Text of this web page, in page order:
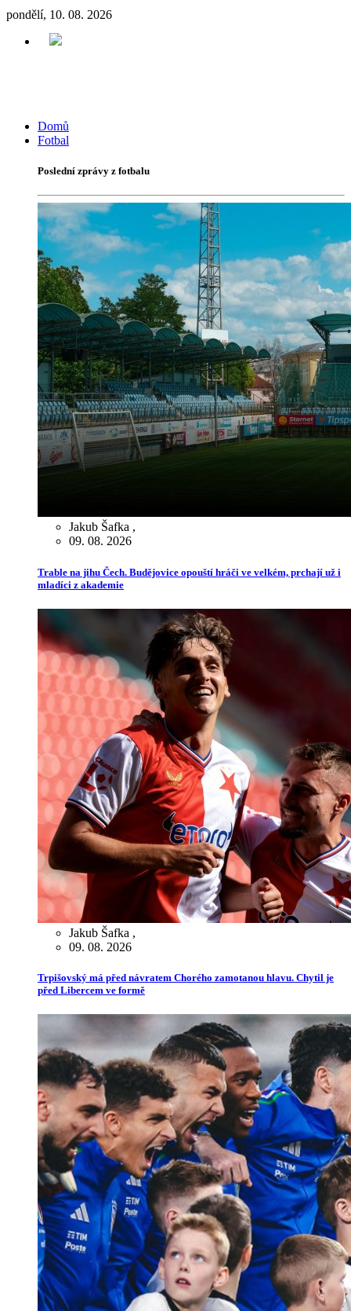
pondělí, 10. 08. 2026
Domů
Fotbal
Poslední zprávy z fotbalu
Jakub Šafka ,
09. 08. 2026
Trable na jihu Čech. Budějovice opouští hráči ve velkém, prchají už i
mladíci z akademie
Jakub Šafka ,
09. 08. 2026
Trpišovský má před návratem Chorého zamotanou hlavu. Chytil je
před Libercem ve formě